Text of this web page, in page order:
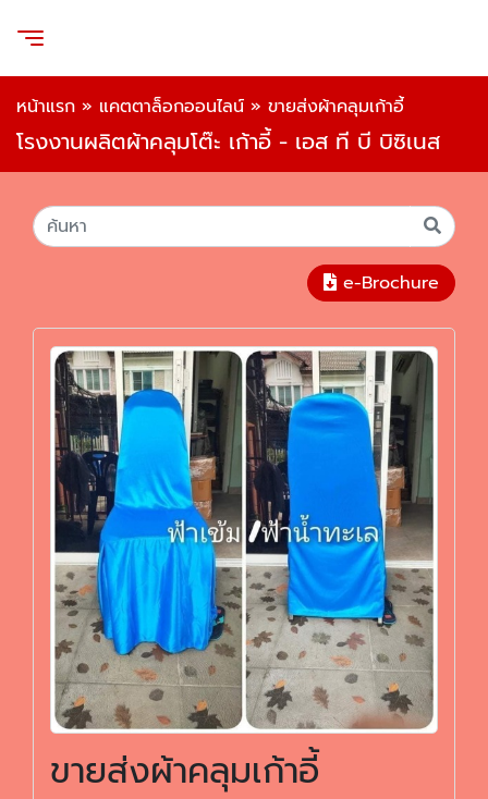
หน้าแรก » แคตตาล็อกออนไลน์ » ขายส่งผ้าคลุมเก้าอี้
โรงงานผลิตผ้าคลุมโต๊ะ เก้าอี้ - เอส ที บี บิซิเนส
e-Brochure
ขายส่งผ้าคลุมเก้าอี้